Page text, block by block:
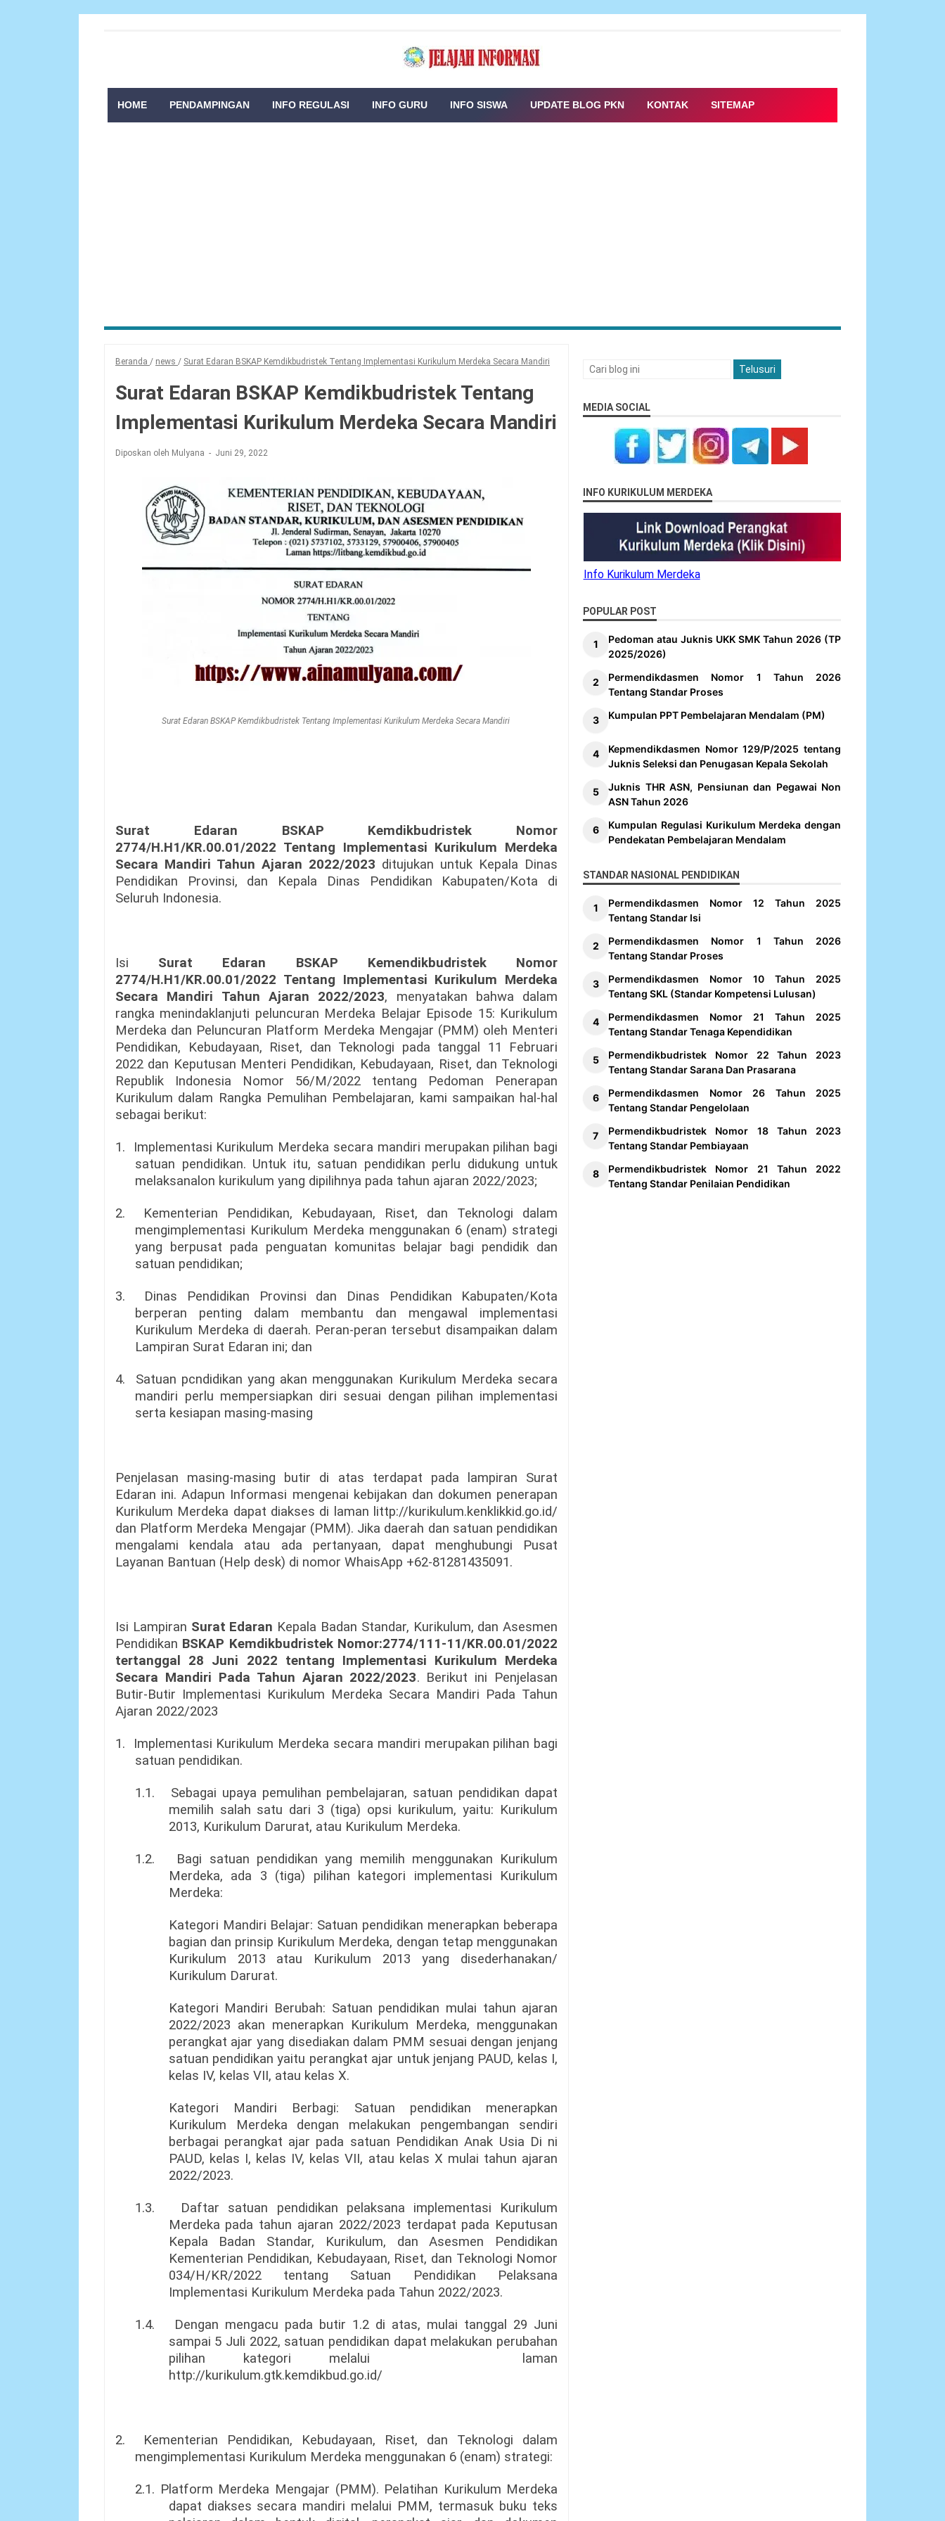
HOME PENDAMPINGAN INFO REGULASI INFO GURU INFO SISWA UPDATE BLOG PKN KONTAK SITEMAP
Beranda / news / Surat Edaran BSKAP Kemdikbudristek Tentang Implementasi Kurikulum Merdeka Secara Mandiri
Surat Edaran BSKAP Kemdikbudristek Tentang
Implementasi Kurikulum Merdeka Secara Mandiri
Diposkan oleh Mulyana Juni 29, 2022
Surat Edaran BSKAP Kemdikbudristek Tentang Implementasi Kurikulum Merdeka Secara Mandiri
Surat Edaran BSKAP Kemdikbudristek Nomor
2774/H.H1/KR.00.01/2022 Tentang Implementasi Kurikulum Merdeka
Secara Mandiri Tahun Ajaran 2022/2023 ditujukan untuk Kepala Dinas
Pendidikan Provinsi, dan Kepala Dinas Pendidikan Kabupaten/Kota di
Seluruh Indonesia.
Isi Surat Edaran BSKAP Kemendikbudristek Nomor
2774/H.H1/KR.00.01/2022 Tentang Implementasi Kurikulum Merdeka
Secara Mandiri Tahun Ajaran 2022/2023, menyatakan bahwa dalam
rangka menindaklanjuti peluncuran Merdeka Belajar Episode 15: Kurikulum
Merdeka dan Peluncuran Platform Merdeka Mengajar (PMM) oleh Menteri
Pendidikan, Kebudayaan, Riset, dan Teknologi pada tanggal 11 Februari
2022 dan Keputusan Menteri Pendidikan, Kebudayaan, Riset, dan Teknologi
Republik Indonesia Nomor 56/M/2022 tentang Pedoman Penerapan
Kurikulum dalam Rangka Pemulihan Pembelajaran, kami sampaikan hal-hal
sebagai berikut:
1.
Implementasi Kurikulum Merdeka secara mandiri merupakan pilihan bagi
satuan pendidikan. Untuk itu, satuan pendidikan perlu didukung untuk
melaksanalon kurikulum yang dipilihnya pada tahun ajaran 2022/2023;
2.
Kementerian Pendidikan, Kebudayaan, Riset, dan Teknologi dalam
mengimplementasi Kurikulum Merdeka menggunakan 6 (enam) strategi
yang berpusat pada penguatan komunitas belajar bagi pendidik dan
satuan pendidikan;
3.
Dinas Pendidikan Provinsi dan Dinas Pendidikan Kabupaten/Kota
berperan penting dalam membantu dan mengawal implementasi
Kurikulum Merdeka di daerah. Peran-peran tersebut disampaikan dalam
Lampiran Surat Edaran ini; dan
4.
Satuan pcndidikan yang akan menggunakan Kurikulum Merdeka secara
mandiri perlu mempersiapkan diri sesuai dengan pilihan implementasi
serta kesiapan masing-masing
Penjelasan masing-masing butir di atas terdapat pada lampiran Surat
Edaran ini. Adapun Informasi mengenai kebijakan dan dokumen penerapan
Kurikulum Merdeka dapat diakses di laman littp://kurikulum.kenklikkid.go.id/
dan Platform Merdeka Mengajar (PMM). Jika daerah dan satuan pendidikan
mengalami kendala atau ada pertanyaan, dapat menghubungi Pusat
Layanan Bantuan (Help desk) di nomor WhaisApp +62-81281435091.
Isi Lampiran Surat Edaran Kepala Badan Standar, Kurikulum, dan Asesmen
Pendidikan BSKAP Kemdikbudristek Nomor:2774/111-11/KR.00.01/2022
tertanggal 28 Juni 2022 tentang Implementasi Kurikulum Merdeka
Secara Mandiri Pada Tahun Ajaran 2022/2023. Berikut ini Penjelasan
Butir-Butir Implementasi Kurikulum Merdeka Secara Mandiri Pada Tahun
Ajaran 2022/2023
1.
Implementasi Kurikulum Merdeka secara mandiri merupakan pilihan bagi
satuan pendidikan.
1.1.
Sebagai upaya pemulihan pembelajaran, satuan pendidikan dapat
memilih salah satu dari 3 (tiga) opsi kurikulum, yaitu: Kurikulum
2013, Kurikulum Darurat, atau Kurikulum Merdeka.
1.2.
Bagi satuan pendidikan yang memilih menggunakan Kurikulum
Merdeka, ada 3 (tiga) pilihan kategori implementasi Kurikulum
Merdeka:
Kategori Mandiri Belajar: Satuan pendidikan menerapkan beberapa
bagian dan prinsip Kurikulum Merdeka, dengan tetap menggunakan
Kurikulum 2013 atau Kurikulum 2013 yang disederhanakan/
Kurikulum Darurat.
Kategori Mandiri Berubah: Satuan pendidikan mulai tahun ajaran
2022/2023 akan menerapkan Kurikulum Merdeka, menggunakan
perangkat ajar yang disediakan dalam PMM sesuai dengan jenjang
satuan pendidikan yaitu perangkat ajar untuk jenjang PAUD, kelas I,
kelas IV, kelas VII, atau kelas X.
Kategori Mandiri Berbagi: Satuan pendidikan menerapkan
Kurikulum Merdeka dengan melakukan pengembangan sendiri
berbagai perangkat ajar pada satuan Pendidikan Anak Usia Di ni
PAUD, kelas I, kelas IV, kelas VII, atau kelas X mulai tahun ajaran
2022/2023.
1.3.
Daftar satuan pendidikan pelaksana implementasi Kurikulum
Merdeka pada tahun ajaran 2022/2023 terdapat pada Keputusan
Kepala Badan Standar, Kurikulum, dan Asesmen Pendidikan
Kementerian Pendidikan, Kebudayaan, Riset, dan Teknologi Nomor
034/H/KR/2022 tentang Satuan Pendidikan Pelaksana
Implementasi Kurikulum Merdeka pada Tahun 2022/2023.
1.4.
Dengan mengacu pada butir 1.2 di atas, mulai tanggal 29 Juni
sampai 5 Juli 2022, satuan pendidikan dapat melakukan perubahan
pilihan kategori melalui
laman
http://kurikulum.gtk.kemdikbud.go.id/
2.
Kementerian Pendidikan, Kebudayaan, Riset, dan Teknologi dalam
mengimplementasi Kurikulum Merdeka menggunakan 6 (enam) strategi:
2.1. Platform Merdeka Mengajar (PMM). Pelatihan Kurikulum Merdeka
dapat diakses secara mandiri melalui PMM, termasuk buku teks
MEDIA SOCIAL
INFO KURIKULUM MERDEKA
Info Kurikulum Merdeka
POPULAR POST
Pedoman atau Juknis UKK SMK Tahun 2026 (TP
2025/2026)
Permendikdasmen Nomor 1 Tahun 2026
Tentang Standar Proses
Kumpulan PPT Pembelajaran Mendalam (PM)
Kepmendikdasmen Nomor 129/P/2025 tentang
Juknis Seleksi dan Penugasan Kepala Sekolah
Juknis THR ASN, Pensiunan dan Pegawai Non
ASN Tahun 2026
Kumpulan Regulasi Kurikulum Merdeka dengan
Pendekatan Pembelajaran Mendalam
STANDAR NASIONAL PENDIDIKAN
Permendikdasmen Nomor 12 Tahun 2025
Tentang Standar Isi
Permendikdasmen Nomor 1 Tahun 2026
Tentang Standar Proses
Permendikdasmen Nomor 10 Tahun 2025
Tentang SKL (Standar Kompetensi Lulusan)
Permendikdasmen Nomor 21 Tahun 2025
Tentang Standar Tenaga Kependidikan
Permendikbudristek Nomor 22 Tahun 2023
Tentang Standar Sarana Dan Prasarana
Permendikdasmen Nomor 26 Tahun 2025
Tentang Standar Pengelolaan
Permendikbudristek Nomor 18 Tahun 2023
Tentang Standar Pembiayaan
Permendikbudristek Nomor 21 Tahun 2022
Tentang Standar Penilaian Pendidikan